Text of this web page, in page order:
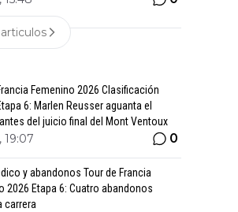
Femenino 2026 Clasificación
6: Marlen Reusser aguanta el
del juicio final del Mont Ventoux
19:07 0
y abandonos Tour de Francia
2026 Etapa 6: Cuatro abandonos
carrera